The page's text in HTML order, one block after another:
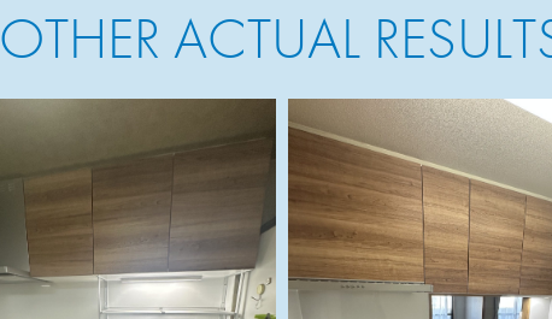
OTHER ACTUAL